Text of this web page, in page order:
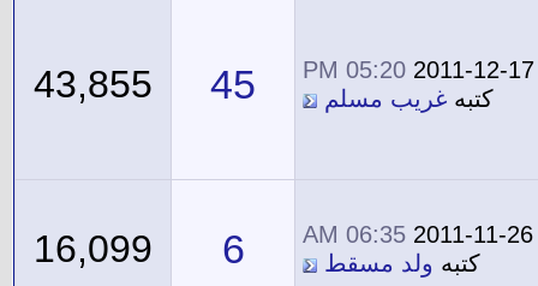
2011-12-17
05:20 PM
كتبه غريب مسلم 45
43,855
2011-11-26
06:35 AM
كتبه ولد مسقط 6
16,099